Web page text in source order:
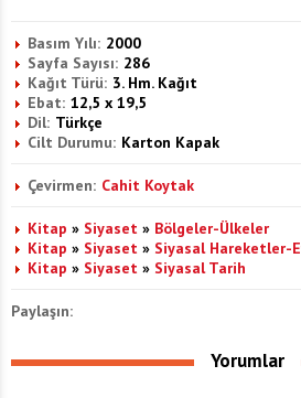
Basım Yılı: 2000
Sayfa Sayısı: 286
Kağıt Türü: 3. Hm. Kağıt
Ebat: 12,5 x 19,5
Dil: Türkçe
Cilt Durumu: Karton Kapak
Çevirmen: Cahit Koytak
Kitap » Siyaset » Bölgeler-Ülkeler
Kitap » Siyaset » Siyasal Hareketler-
Kitap » Siyaset » Siyasal Tarih
Paylaşın:
Yorumlar